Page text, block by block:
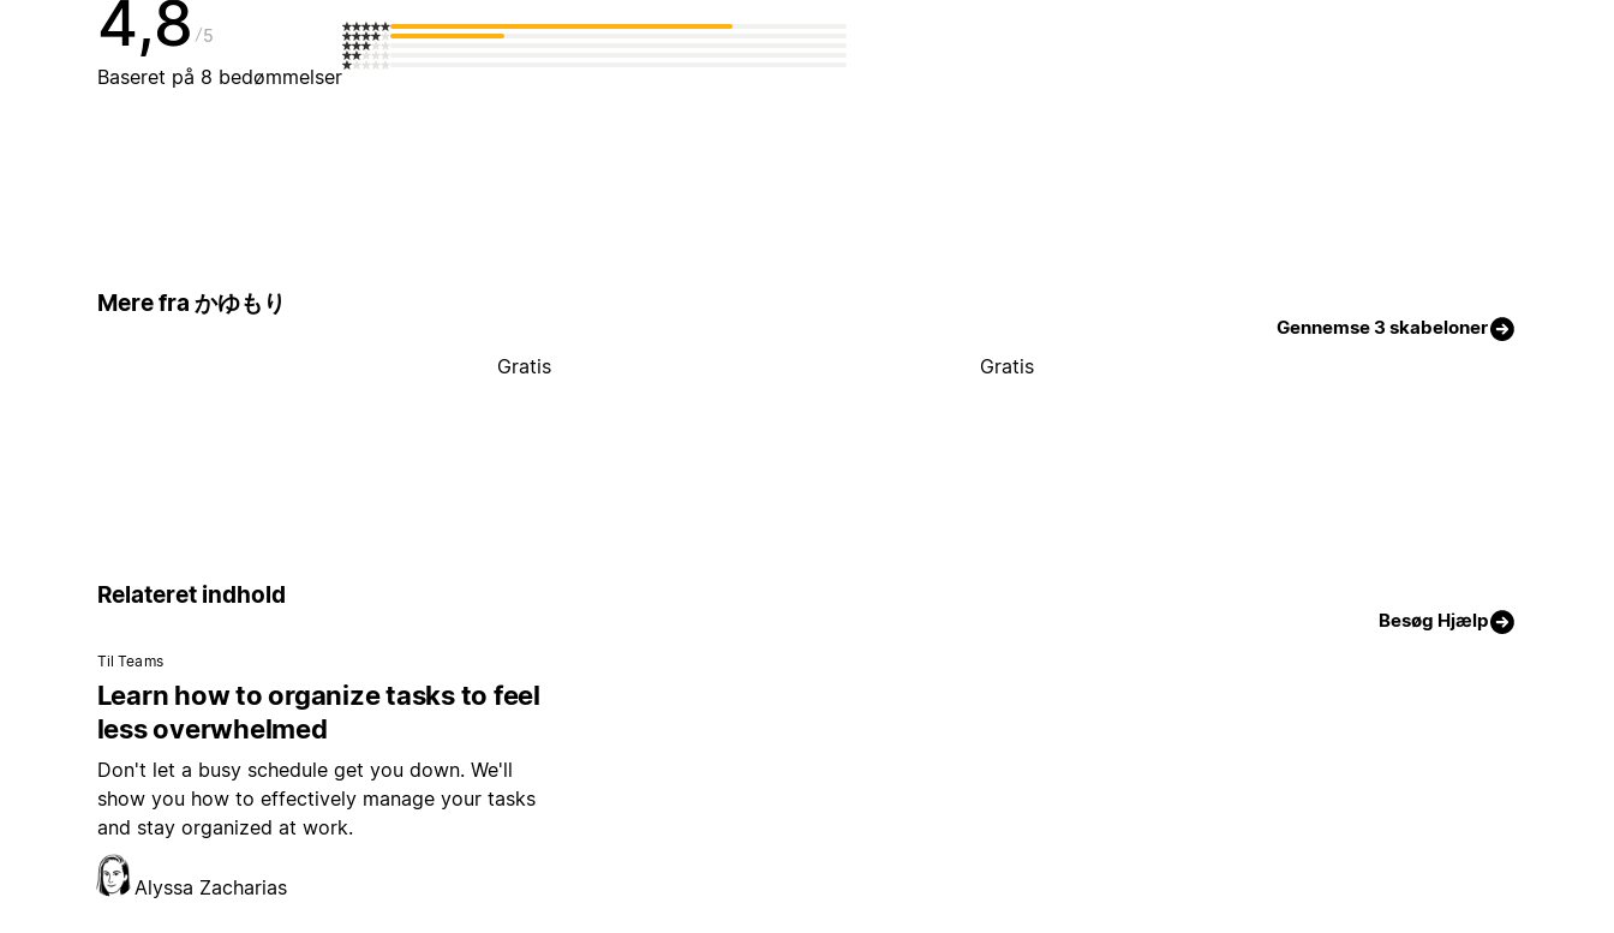
4,8 5
Baseret på 8 bedømmelser
Mere fra かゆもり
Gennemse 3 skabeloner
Gratis Gratis
Relateret indhold
Besøg Hjælp
Til Teams
Learn how to organize tasks to feel
less overwhelmed
Don't let a busy schedule get you down. We'll
show you how to effectively manage your tasks
and stay organized at work.
Alyssa Zacharias